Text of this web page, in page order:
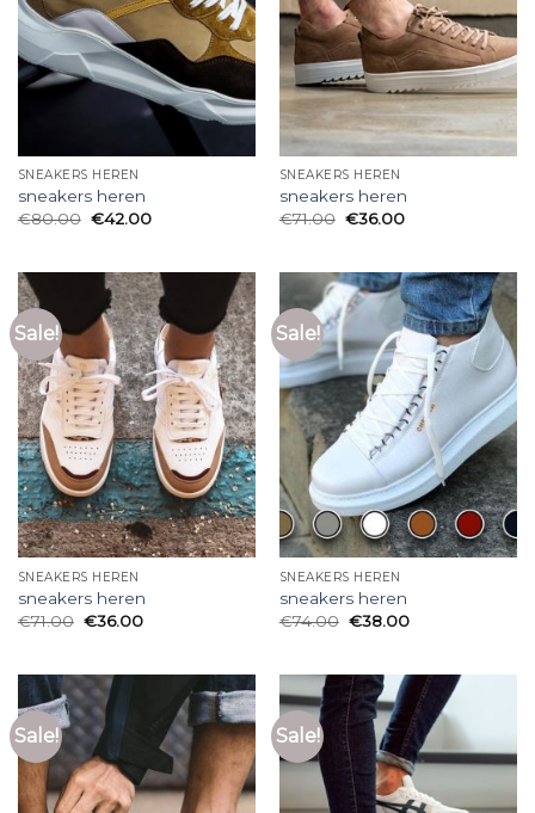
SNEAKERS HEREN
sneakers heren
€80.00 €42.00
SNEAKERS HEREN
sneakers heren
€71.00 €36.00
Sale!
SNEAKERS HEREN
sneakers heren
€71.00 €36.00
Sale!
SNEAKERS HEREN
sneakers heren
€74.00 €38.00
Sale! Sale!